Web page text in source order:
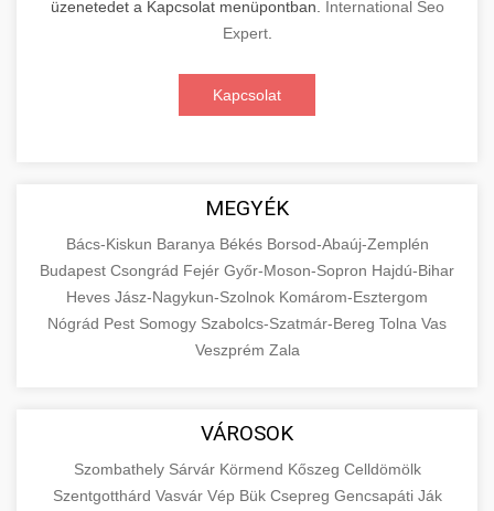
üzenetedet a Kapcsolat menüpontban. International Seo
Expert.
Kapcsolat
MEGYÉK
Bács-Kiskun Baranya Békés Borsod-Abaúj-Zemplén
Budapest Csongrád Fejér Győr-Moson-Sopron Hajdú-Bihar
Heves Jász-Nagykun-Szolnok Komárom-Esztergom
Nógrád Pest Somogy Szabolcs-Szatmár-Bereg Tolna Vas
Veszprém Zala
VÁROSOK
Szombathely Sárvár Körmend Kőszeg Celldömölk
Szentgotthárd Vasvár Vép Bük Csepreg Gencsapáti Ják